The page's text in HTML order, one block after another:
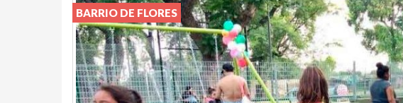
BARRIO DE FLORES